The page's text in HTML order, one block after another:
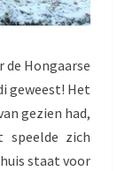
de Hongaarse
geweest! Het
gezien had,
speelde zich
staat voor